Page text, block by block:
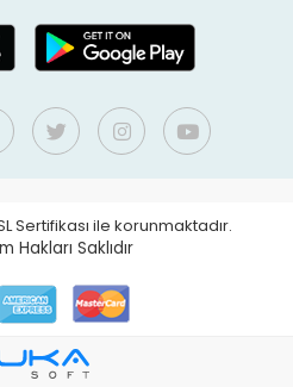
Sertifikası ile korunmaktadır.
Hakları Saklıdır